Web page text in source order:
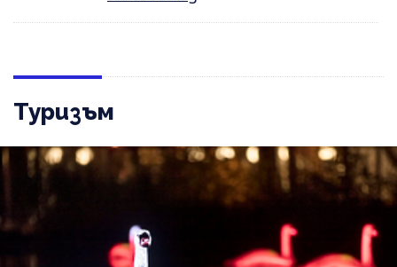
Туризъм